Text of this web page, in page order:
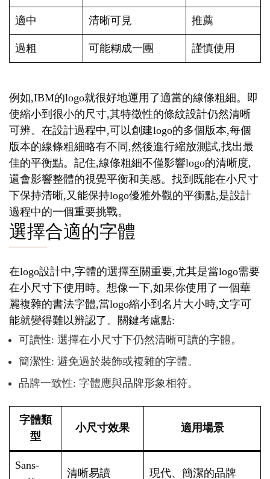
適中 清晰可見 推薦
過粗 可能糊成一團 謹慎使用
例如,IBM的logo就很好地運用了適當的線條粗細。即
使縮小到很小的尺寸,其特徵性的條紋設計仍然清晰
可辨。在設計過程中,可以創建logo的多個版本,每個
版本的線條粗細略有不同,然後進行縮放測試,找出最
佳的平衡點。記住,線條粗細不僅影響logo的清晰度,
還會影響整體的視覺平衡和美感。找到既能在小尺寸
下保持清晰,又能保持logo優雅外觀的平衡點,是設計
過程中的一個重要挑戰。
選擇合適的字體
在logo設計中,字體的選擇至關重要,尤其是當logo需要
在小尺寸下使用時。想像一下,如果你使用了一個華
麗複雜的書法字體,當logo縮小到名片大小時,文字可
能就變得難以辨認了。關鍵考慮點:
可讀性: 選擇在小尺寸下仍然清晰可讀的字體。
簡潔性: 避免過於裝飾或複雜的字體。
品牌一致性: 字體應與品牌形象相符。
字體類
型
小尺寸效果 適用場景
Sans-
清晰易讀 現代、簡潔的品牌